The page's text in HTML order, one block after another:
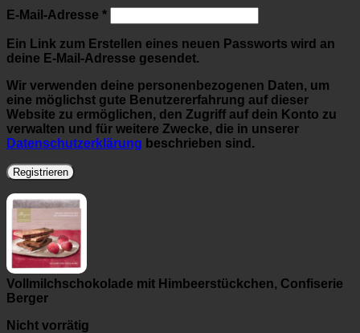
E-Mail-Adresse *Erforderlich
Ein Link zum Erstellen eines neuen Passworts wird an
deine E-Mail-Adresse gesendet.
Wir verwenden deine personenbezogenen Daten, um
eine möglichst gute Benutzererfahrung auf dieser
Website zu ermöglichen, den Zugriff auf dein Konto zu
verwalten und für weitere Zwecke, die in unserer
Datenschutzerklärung beschrieben sind.
Registrieren
Vollmilchschokolade mit Himbeerstückchen, Confiserie
Berger
Nicht vorrätig